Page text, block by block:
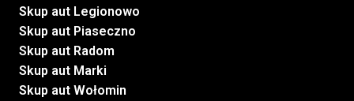
Skup aut Legionowo
Skup aut Piaseczno
Skup aut Radom
Skup aut Marki
Skup aut Wołomin